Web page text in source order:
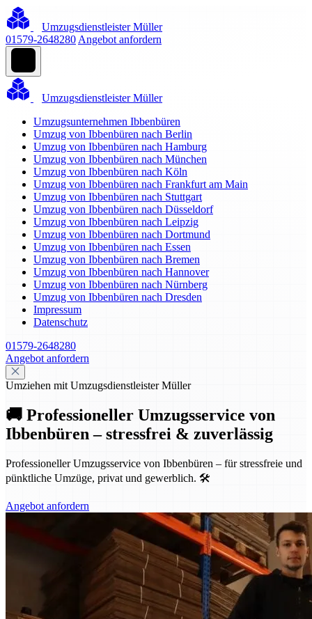
Umzugsdienstleister Müller
01579-2648280 Angebot anfordern
Umzugsdienstleister Müller
Umzugsunternehmen Ibbenbüren
Umzug von Ibbenbüren nach Berlin
Umzug von Ibbenbüren nach Hamburg
Umzug von Ibbenbüren nach München
Umzug von Ibbenbüren nach Köln
Umzug von Ibbenbüren nach Frankfurt am Main
Umzug von Ibbenbüren nach Stuttgart
Umzug von Ibbenbüren nach Düsseldorf
Umzug von Ibbenbüren nach Leipzig
Umzug von Ibbenbüren nach Dortmund
Umzug von Ibbenbüren nach Essen
Umzug von Ibbenbüren nach Bremen
Umzug von Ibbenbüren nach Hannover
Umzug von Ibbenbüren nach Nürnberg
Umzug von Ibbenbüren nach Dresden
Impressum
Datenschutz
01579-2648280
Angebot anfordern
Umziehen mit Umzugsdienstleister Müller
🚚 Professioneller Umzugsservice von
Ibbenbüren – stressfrei & zuverlässig
Professioneller Umzugsservice von Ibbenbüren – für stressfreie und
pünktliche Umzüge, privat und gewerblich. 🛠️
Angebot anfordern